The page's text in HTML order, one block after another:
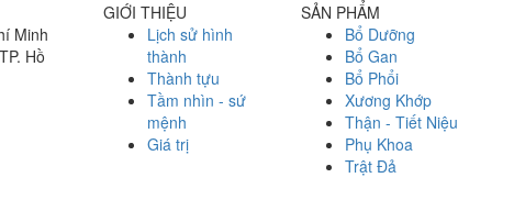
Minh
Hồ
GIỚI THIỆU
Lịch sử hình
thành
Thành tựu
Tầm nhìn - sứ
mệnh
Giá trị
SẢN PHẨM
Bổ Dưỡng
Bổ Gan
Bổ Phổi
Xương Khớp
Thận - Tiết Niệu
Phụ Khoa
Trật Đả